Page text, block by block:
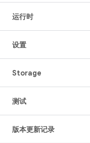
运行时
设置
Storage
测试
版本更新记录